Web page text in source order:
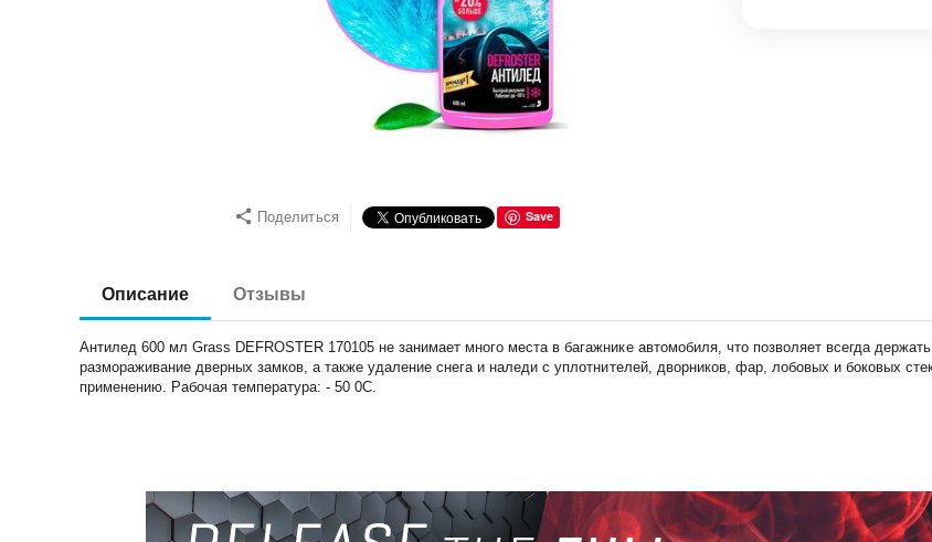
Поделиться Save
Описание Отзывы
Антилед 600 мл Grass DEFROSTER 170105 не занимает много места в багажнике автомобиля, что позволяет всегда
размораживание дверных замков, а также удаление снега и наледи с уплотнителей, дворников, фар, лобовых и боковых
применению. Рабочая температура: - 50 0С.